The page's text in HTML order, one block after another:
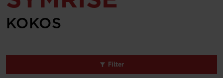
KOKOS
filter_alt Filter